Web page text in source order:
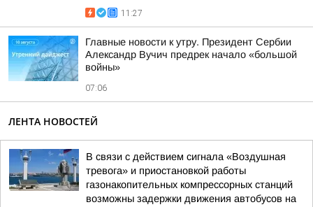
11:27
Главные новости к утру. Президент Сербии
Александр Вучич предрек начало «большой
войны»
07:06
ЛЕНТА НОВОСТЕЙ
В связи с действием сигнала «Воздушная
тревога» и приостановкой работы
газонакопительных компрессорных станций
возможны задержки движения автобусов на